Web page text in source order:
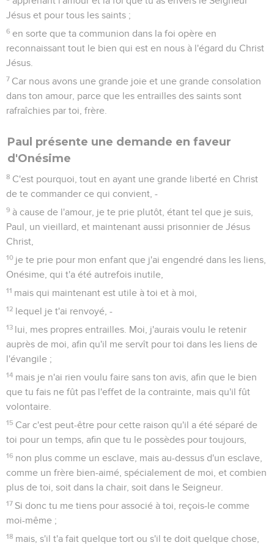
25 Que la grâce de notre Seigneur Jésus Christ soit avec
votre esprit !
Hébreux Introduction
Télécharger le poster
© Le Projet Biblique
La lettre aux Hébreux est l’une des plus longues et des plus
importantes du Nouveau Testament.
De son auteur, qui ne se nomme pas, on peut seulement
dire que c’est un chrétien d’origine juive (« nos ancêtres »
1.1) versé dans la connaissance de l’Ancien Testament et, en
particulier, du rituel décrit dans le livre du Lévitique.
L’Evangile lui est parvenu par l’intermédiaire des premiers
témoins (2.3).
Il s’adresse à des *Juifs convertis, comme lui, membres
d’une Eglise qui lui est familière, à laquelle il espère rendre